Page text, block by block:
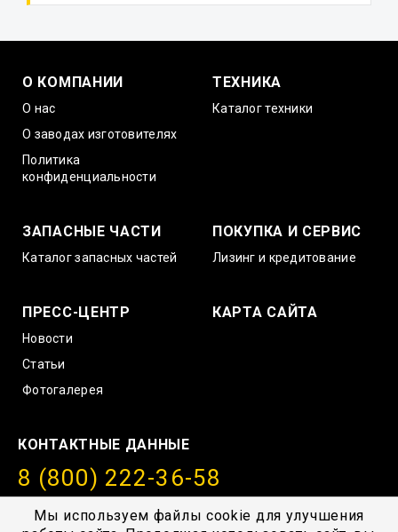
Мы используем файлы cookie для улучшения
О КОМПАНИИ
О нас
О заводах изготовителях
Политика
конфиденциальности
ТЕХНИКА
Каталог техники
ЗАПАСНЫЕ ЧАСТИ
Каталог запасных частей
ПОКУПКА И СЕРВИС
Лизинг и кредитование
ПРЕСС-ЦЕНТР
Новости
Статьи
Фотогалерея
КАРТА САЙТА
КОНТАКТНЫЕ ДАННЫЕ
8 (800) 222-36-58
info@amurstroy.su